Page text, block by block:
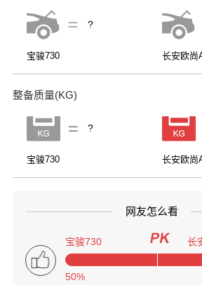
?
宝骏730 长安欧尚
整备质量(KG)
?
宝骏730 长安欧尚
网友怎么看
宝骏730 长
50%